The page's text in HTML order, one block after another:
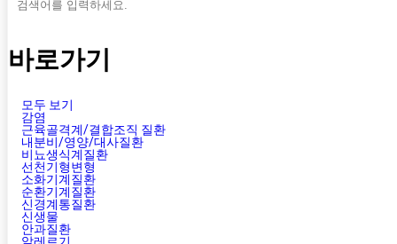
바로가기
모두 보기
감염
근육골격계/결합조직 질환
내분비/영양/대사질환
비뇨생식계질환
선천기형변형
소화기계질환
순환기계질환
신경계통질환
신생물
안과질환